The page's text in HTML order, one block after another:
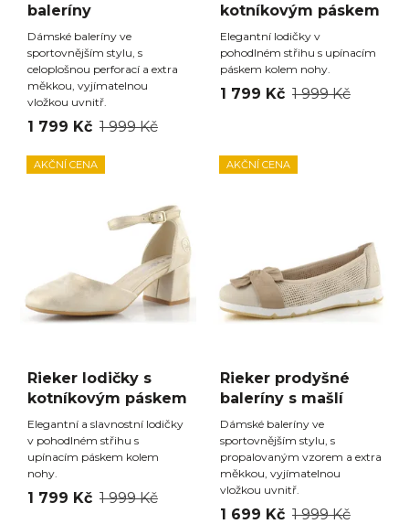
baleríny
Dámské baleríny ve
sportovnějším stylu, s
celoplošnou perforací a extra
měkkou, vyjímatelnou
vložkou uvnitř.
1 799 Kč 1 999 Kč
kotníkovým páskem
Elegantní lodičky v
pohodlném střihu s upínacím
páskem kolem nohy.
1 799 Kč 1 999 Kč
AKČNÍ CENA
Rieker lodičky s
kotníkovým páskem
Elegantní a slavnostní lodičky
v pohodlném střihu s
upínacím páskem kolem
nohy.
1 799 Kč 1 999 Kč
AKČNÍ CENA
Rieker prodyšné
baleríny s mašlí
Dámské baleríny ve
sportovnějším stylu, s
propalovaným vzorem a extra
měkkou, vyjímatelnou
vložkou uvnitř.
1 699 Kč 1 999 Kč